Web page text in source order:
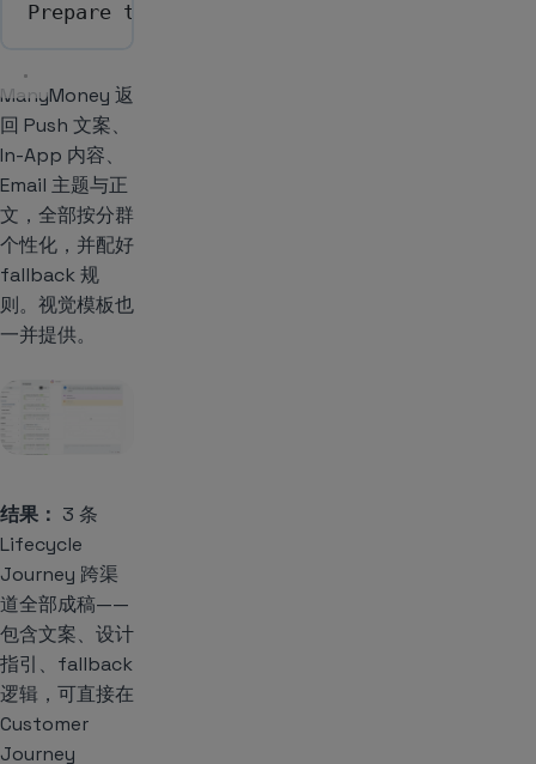
Prepare the journey in drafts.
ManyMoney 返
回 Push 文案、
In-App 内容、
Email 主题与正
文，全部按分群
个性化，并配好
fallback 规
则。视觉模板也
一并提供。
结果： 3 条
Lifecycle
Journey 跨渠
道全部成稿——
包含文案、设计
指引、fallback
逻辑，可直接在
Customer
Journey